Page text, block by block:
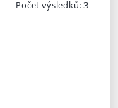
Počet výsledků: 3